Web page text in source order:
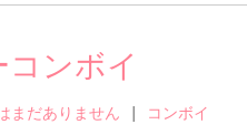
ンボイ
まだありません コンボイ